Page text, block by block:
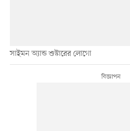
সাইমন অ্যান্ড শুস্টারের লোগো